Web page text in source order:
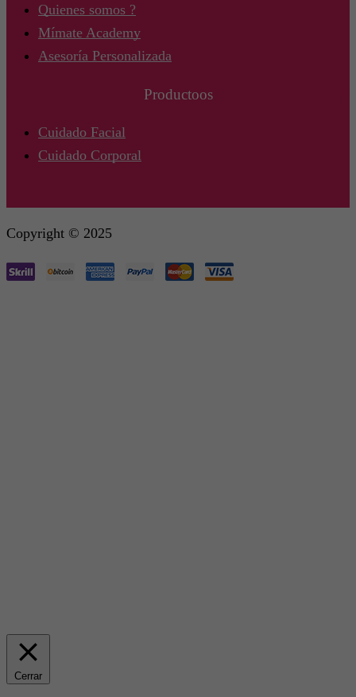
Quienes somos ?
Mímate Academy
Asesoría Personalizada
Productoos
Cuidado Facial
Cuidado Corporal
Copyright © 2025
Cerrar